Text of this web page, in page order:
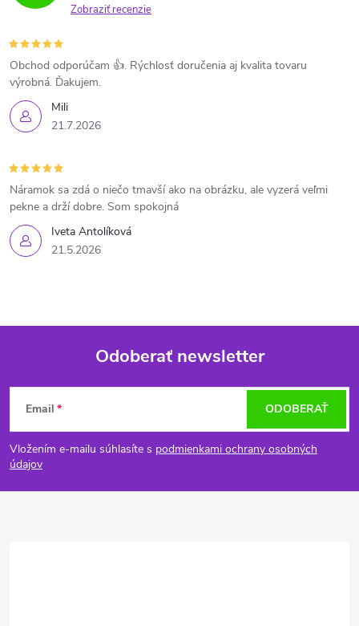
Zobraziť recenzie
Mili
21.7.2026
Obchod odporúčam 👍. Rýchlosť doručenia aj kvalita tovaru
výrobná. Ďakujem.
Iveta Antolíková
21.5.2026
Náramok sa zdá o niečo tmavší ako na obrázku, ale vyzerá veľmi
pekne a drží dobre. Som spokojná
Z
á
p
Odoberať newsletter
Email
Vložením e-mailu súhlasíte s podmienkami ochrany osobných
údajov
ODOBERAŤ